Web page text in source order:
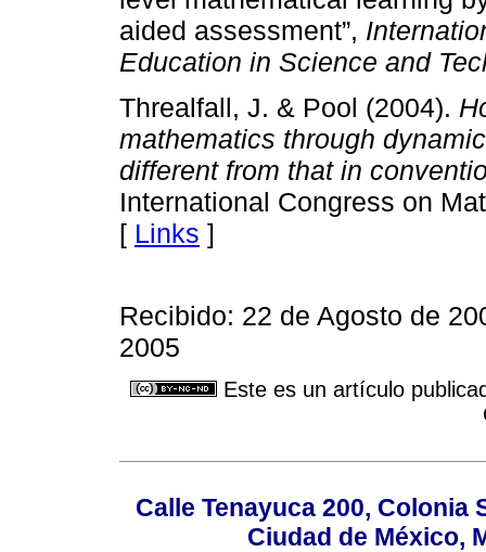
aided assessment”,
Education in Science and
Threalfall, J. & Pool (2004).
mathematics through
different from that in
International Congress on
[ Links ]
Recibido: 22 de Agosto de
2005
Este es un artículo
Calle Tenayuca 200, Colonia
Ciudad de México,